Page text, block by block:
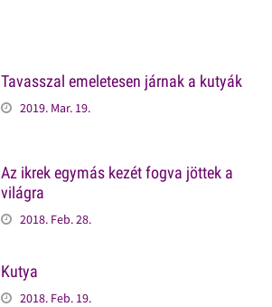
Tavasszal emeletesen járnak a kutyák
2019. Mar. 19.
Az ikrek egymás kezét fogva jöttek a
világra
2018. Feb. 28.
Kutya
2018. Feb. 19.